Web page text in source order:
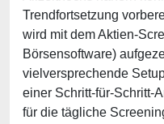
Trendfortsetzung
wird mit dem Aktien-
Börsensoftware)
vielversprechende
einer Schritt-für-Schritt-
für die tägliche